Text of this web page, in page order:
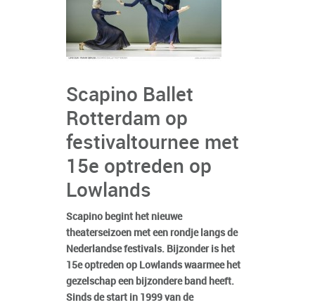
Scapino Ballet
Rotterdam op
festivaltournee met
15e optreden op
Lowlands
Scapino begint het nieuwe
theaterseizoen met een rondje langs de
Nederlandse festivals. Bijzonder is het
15e optreden op Lowlands waarmee het
gezelschap een bijzondere band heeft.
Sinds de start in 1999 van de